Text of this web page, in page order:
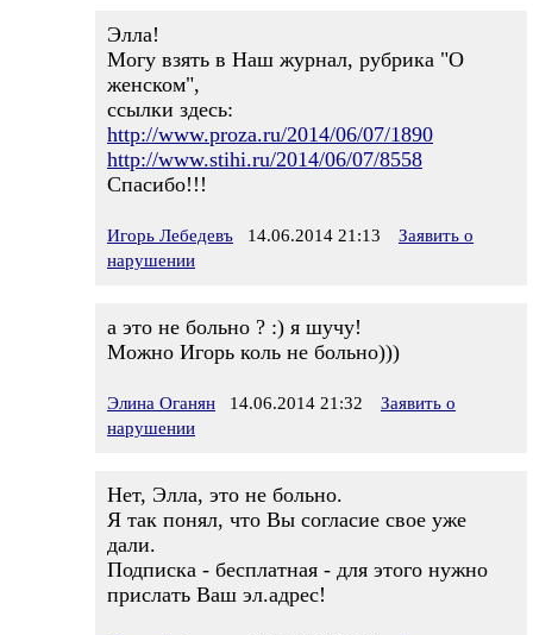
Элла!
Могу взять в Наш журнал, рубрика "О
женском",
ссылки здесь:
http://www.proza.ru/2014/06/07/1890
http://www.stihi.ru/2014/06/07/8558
Спасибо!!!
Игорь Лебедевъ 14.06.2014 21:13
Заявить о
нарушении
а это не больно ? :) я шучу!
Можно Игорь коль не больно)))
Элина Оганян 14.06.2014 21:32
Заявить о
нарушении
Нет, Элла, это не больно.
Я так понял, что Вы согласие свое уже
дали.
Подписка - бесплатная - для этого нужно
прислать Ваш эл.адрес!